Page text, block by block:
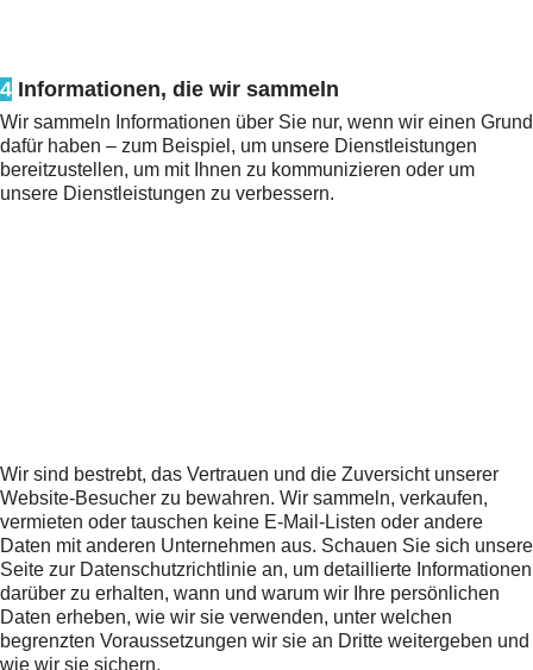
4 Informationen, die wir sammeln
Wir sammeln Informationen über Sie nur, wenn wir einen Grund
dafür haben – zum Beispiel, um unsere Dienstleistungen
bereitzustellen, um mit Ihnen zu kommunizieren oder um
unsere Dienstleistungen zu verbessern.
Wir sind bestrebt, das Vertrauen und die Zuversicht unserer
Website-Besucher zu bewahren. Wir sammeln, verkaufen,
vermieten oder tauschen keine E-Mail-Listen oder andere
Daten mit anderen Unternehmen aus. Schauen Sie sich unsere
Seite zur Datenschutzrichtlinie an, um detaillierte Informationen
darüber zu erhalten, wann und warum wir Ihre persönlichen
Daten erheben, wie wir sie verwenden, unter welchen
begrenzten Voraussetzungen wir sie an Dritte weitergeben und
wie wir sie sichern.